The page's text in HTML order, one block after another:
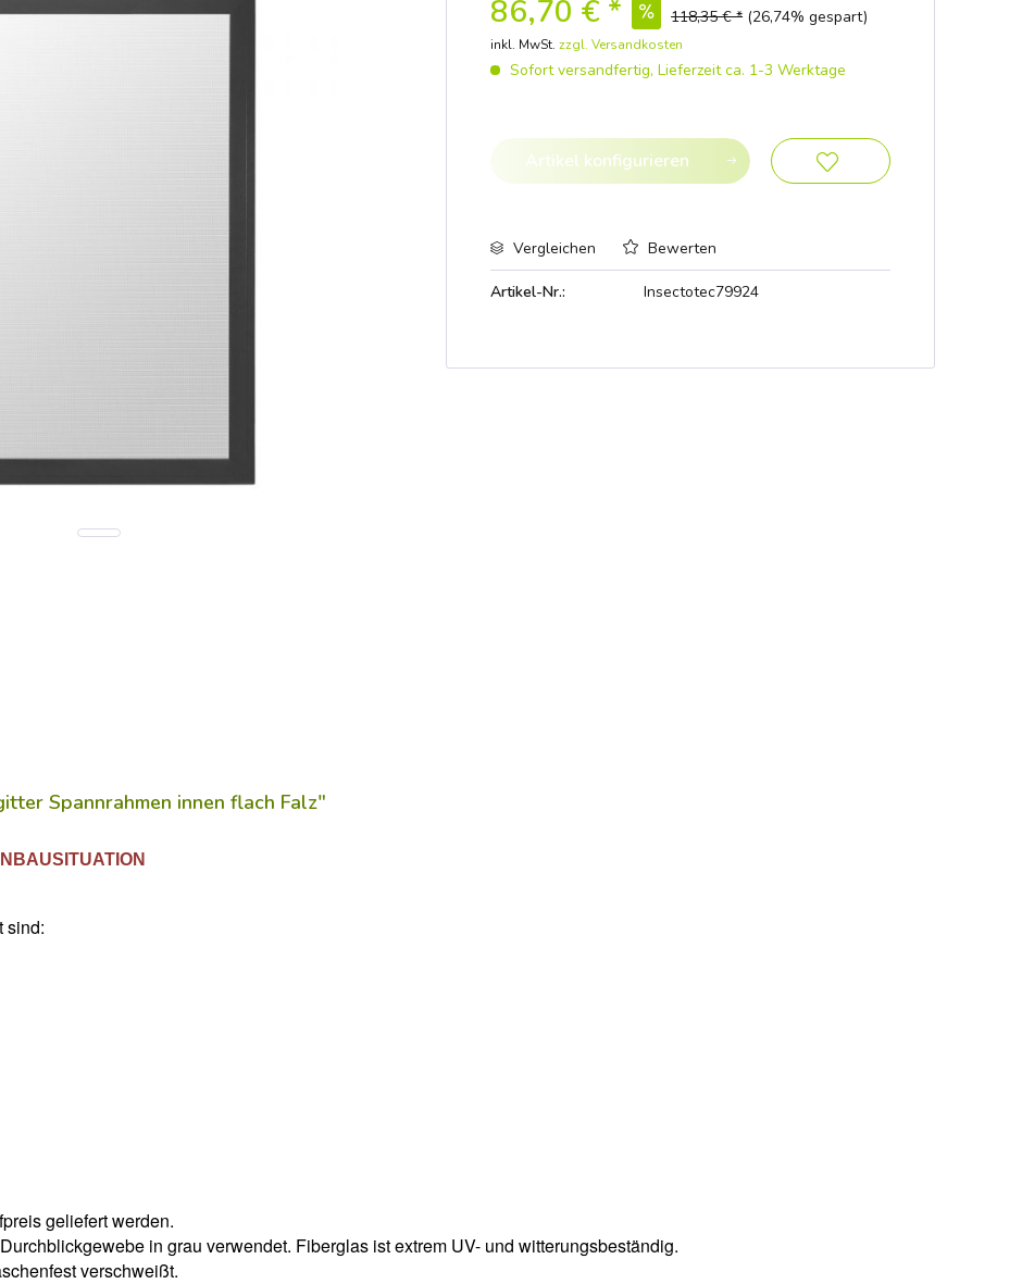
86,70 € * 118,35 € * (26,74% gespart)
inkl. MwSt.zzgl. Versandkosten
Sofort versandfertig, Lieferzeit ca. 1-3 Werktage
Artikel konfigurieren
Vergleichen Bewerten
Artikel-Nr.: Insectotec79924
Spannrahmen innen flach Falz"
sind:
geliefert werden.
in grau verwendet. Fiberglas ist extrem UV- und witterungsbeständig.
verschweißt.